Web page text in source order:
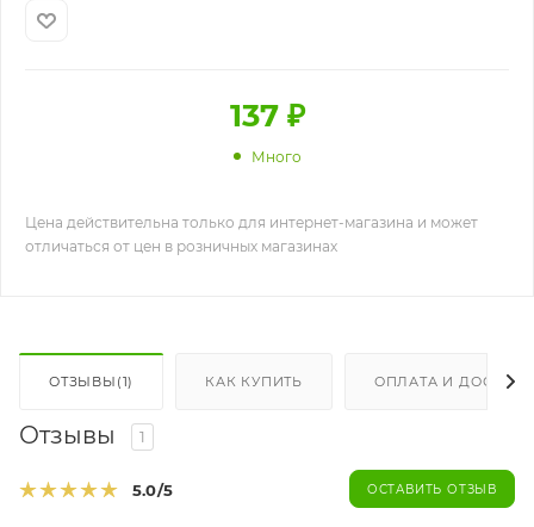
137₽
Много
Цена действительна только для интернет-магазина и может
отличаться от цен в розничных магазинах
ОТЗЫВЫ(1) КАК КУПИТЬ ОПЛАТА И
Отзывы 1
5.0/5 ОСТАВИТЬ ОТЗЫВ